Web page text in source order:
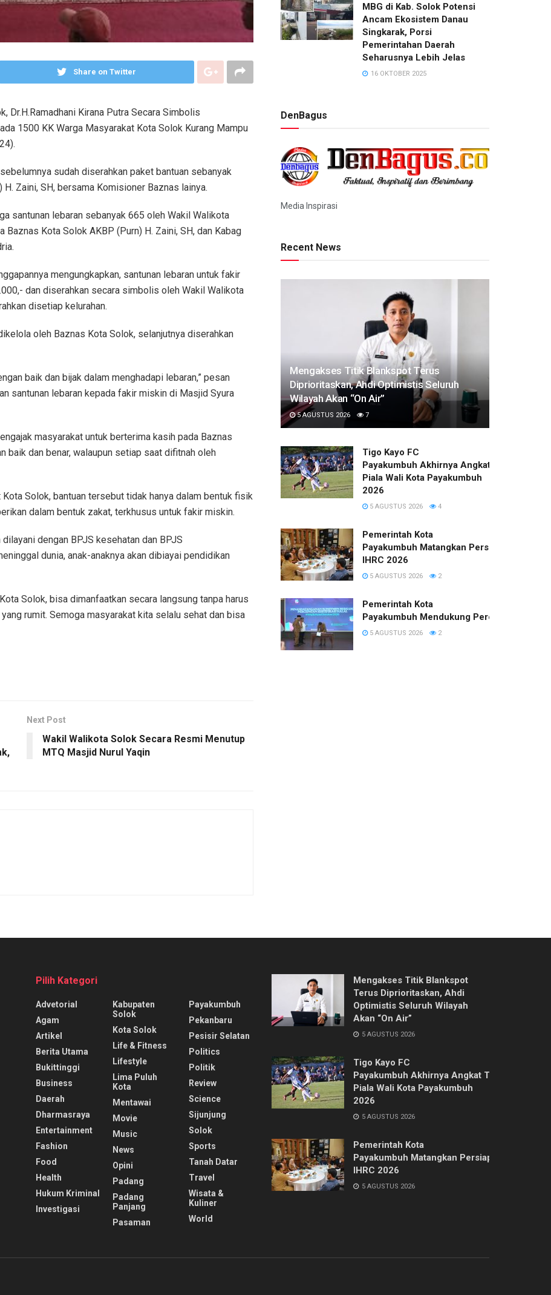
Share on Twitter
Dr.H.Ramadhani Kirana Putra Secara Simbolis
1500 KK Warga Masyarakat Kota Solok Kurang Mampu
sudah diserahkan paket bantuan sebanyak
Zaini, SH, bersama Komisioner Baznas lainya.
santunan lebaran sebanyak 665 oleh Wakil Walikota
Baznas Kota Solok AKBP (Purn) H. Zaini, SH, dan Kabag
mengungkapkan, santunan lebaran untuk fakir
dan diserahkan secara simbolis oleh Wakil Walikota
disetiap kelurahan.
oleh Baznas Kota Solok, selanjutnya diserahkan
baik dan bijak dalam menghadapi lebaran,” pesan
santunan lebaran kepada fakir miskin di Masjid Syura
masyarakat untuk berterima kasih pada Baznas
baik dan benar, walaupun setiap saat difitnah oleh
Solok, bantuan tersebut tidak hanya dalam bentuk fisik
dalam bentuk zakat, terkhusus untuk fakir miskin.
dengan BPJS kesehatan dan BPJS
dunia, anak-anaknya akan dibiayai pendidikan
Solok, bisa dimanfaatkan secara langsung tanpa harus
rumit. Semoga masyarakat kita selalu sehat dan bisa
Next Post
Wakil Walikota Solok Secara Resmi Menutup
MTQ Masjid Nurul Yaqin
MBG di Kab. Solok Potensi
Ancam Ekosistem Danau
Singkarak, Porsi
Pemerintahan Daerah
Seharusnya Lebih Jelas
16 OKTOBER 2025
DenBagus
Media Inspirasi
Recent News
Mengakses Titik Blankspot Terus
Diprioritaskan, Ahdi Optimistis Seluruh
Wilayah Akan “On Air”
5 AGUSTUS 2026 7
Tigo Kayo FC
Payakumbuh Akhirnya Angkat Trofi
Piala Wali Kota Payakumbuh
2026
5 AGUSTUS 2026 4
Pemerintah Kota
Payakumbuh Matangkan Persiapan
IHRC 2026
5 AGUSTUS 2026 2
Pemerintah Kota
Payakumbuh Mendukung Percepatan
5 AGUSTUS 2026 2
Pilih Kategori
Advetorial
Agam
Artikel
Berita Utama
Bukittinggi
Business
Daerah
Dharmasraya
Entertainment
Fashion
Food
Health
Hukum Kriminal
Investigasi
Kabupaten
Solok
Kota Solok
Life & Fitness
Lifestyle
Lima Puluh
Kota
Mentawai
Movie
Music
News
Opini
Padang
Padang
Panjang
Pasaman
Payakumbuh
Pekanbaru
Pesisir Selatan
Politics
Politik
Review
Science
Sijunjung
Solok
Sports
Tanah Datar
Travel
Wisata &
Kuliner
World
Mengakses Titik Blankspot
Terus Diprioritaskan, Ahdi
Optimistis Seluruh Wilayah
Akan “On Air”
5 AGUSTUS 2026
Tigo Kayo FC
Payakumbuh Akhirnya Angkat Trofi
Piala Wali Kota Payakumbuh
2026
5 AGUSTUS 2026
Pemerintah Kota
Payakumbuh Matangkan Persiapan
IHRC 2026
5 AGUSTUS 2026